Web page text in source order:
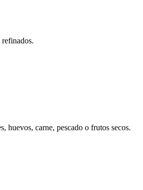
huevos, carne, pescado o frutos secos.